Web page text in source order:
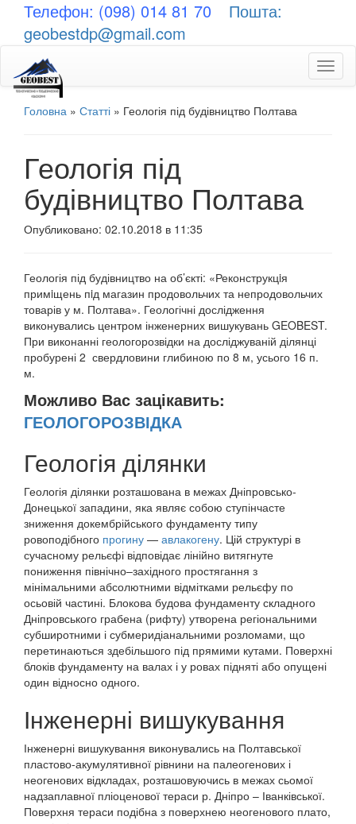
Телефон: (098) 014 81 70
Пошта:
geobestdp@gmail.com
Головна » Статті » Геологія під будівництво Полтава
Геологія під
будівництво Полтава
Опубликовано: 02.10.2018 в 11:35
Геологія під будівництво на об’єкті: «Реконструкцiя
примiщень пiд магазин продовольчих та непродовольчих
товарів у м. Полтава». Геологічні дослідження
виконувались центром інженерних вишукувань GEOBEST.
При виконанні геологорозвідки на досліджуваній ділянці
пробурені 2 свердловини глибиною по 8 м, усього 16 п.
м.
Можливо Вас зацікавить:
ГЕОЛОГОРОЗВІДКА
Геологія ділянки
Геологія ділянки розташована в межах Дніпровсько-
Донецької западини, яка являє собою ступінчасте
зниження докембрійського фундаменту типу
ровоподібного прогину — авлакогену. Цій структурі в
сучасному рельєфі відповідає лінійно витягнуте
пониження північно–західного простягання з
мінімальними абсолютними відмітками рельєфу по
осьовій частині. Блокова будова фундаменту складного
Дніпровського грабена (рифту) утворена регіональними
субширотними і субмеридіанальними розломами, що
перетинаються здебільшого під прямими кутами. Поверхні
блоків фундаменту на валах і у ровах підняті або опущені
один відносно одного.
Інженерні вишукування
Інженерні вишукування виконувались на Полтавської
пластово-акумулятивної рівнини на палеогенових і
неогенових відкладах, розташовуючись в межах сьомої
надзаплавної пліоценової тераси р. Дніпро – Іванківської.
Поверхня тераси подібна з поверхнею неогенового плато,